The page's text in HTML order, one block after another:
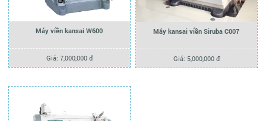
Máy viền kansai W600
Giá: 7,000,000 đ
Máy kansai viền Siruba C007
Giá: 5,000,000 đ